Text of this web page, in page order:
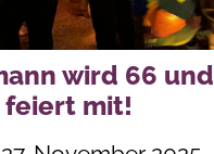
wird 66 und
mit!